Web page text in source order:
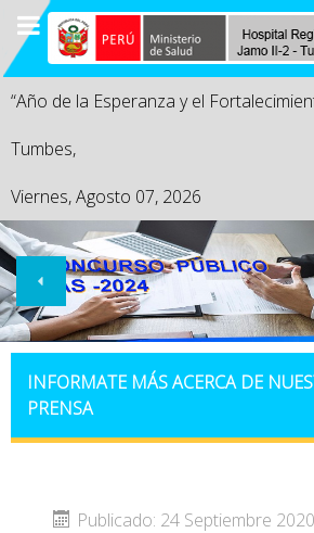
“Año de la Esperanza y el
Tumbes,
Viernes, Agosto 07, 2026
INFORMATE MÁS ACERCA DE
PRENSA
Publicado: 24 Septiembre 2020